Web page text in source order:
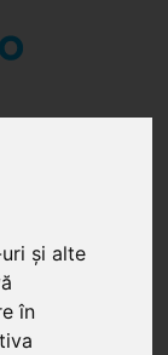
și alte
în